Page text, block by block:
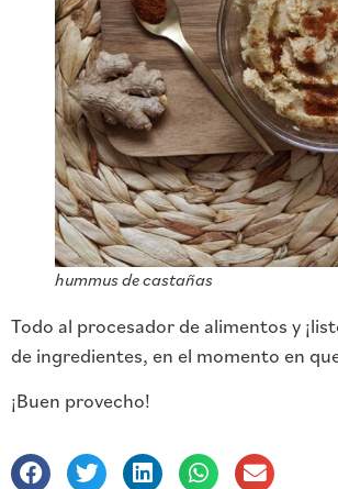
hummus de castañas
Todo al procesador de alimentos y
de ingredientes, en el momento en
¡Buen provecho!